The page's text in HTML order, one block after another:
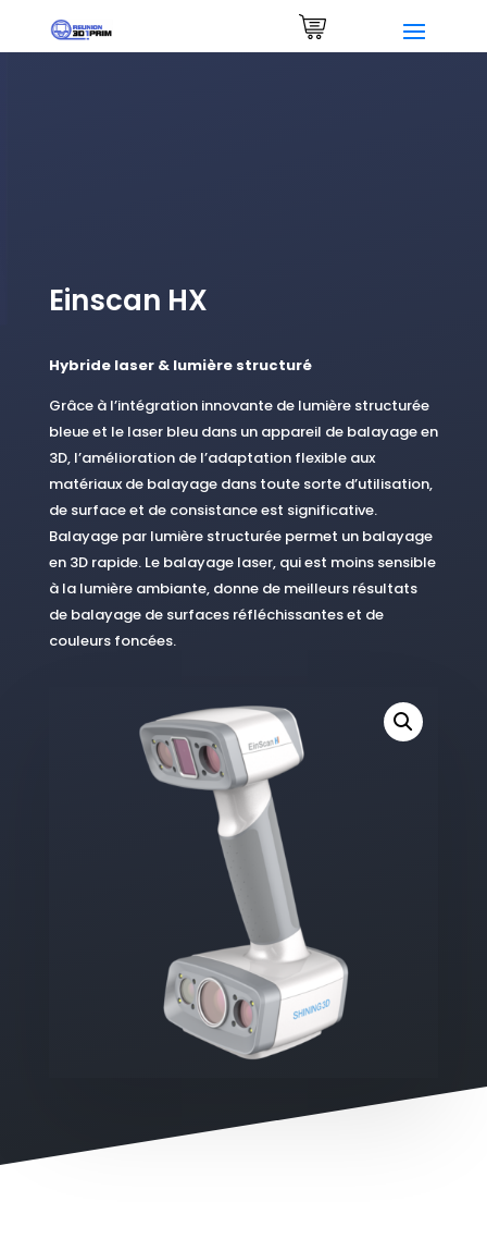
Demander un devis
Einscan HX
Hybride laser & lumière structuré
Grâce à l’intégration innovante de lumière structurée
bleue et le laser bleu dans un appareil de balayage en
3D, l’amélioration de l’adaptation flexible aux
matériaux de balayage dans toute sorte d’utilisation,
de surface et de consistance est significative.
Balayage par lumière structurée permet un balayage
en 3D rapide. Le balayage laser, qui est moins sensible
à la lumière ambiante, donne de meilleurs résultats
de balayage de surfaces réfléchissantes et de
couleurs foncées.